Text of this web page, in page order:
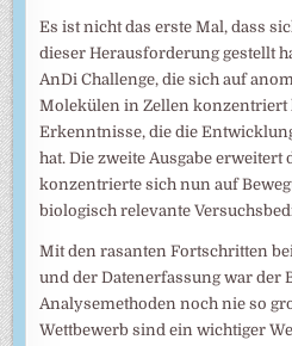
Es ist nicht das erste Mal, dass
dieser Herausforderung gestellt
AnDi Challenge, die sich auf
Molekülen in Zellen konzentriert
Erkenntnisse, die die
hat. Die zweite Ausgabe erweitert
konzentrierte sich nun auf
biologisch relevante
Mit den rasanten Fortschritten
und der Datenerfassung war der
Analysemethoden noch nie so
Wettbewerb sind ein wichtiger